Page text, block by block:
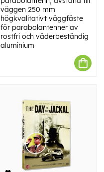
väggen 250 mm
högkvalitativt väggfäste
för parabolantenner av
rostfri och väderbeständig
aluminium